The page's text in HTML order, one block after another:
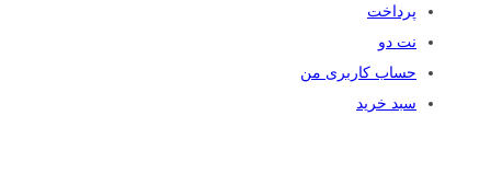
پرداخت
نت دو
حساب کاربری من
سبد خرید